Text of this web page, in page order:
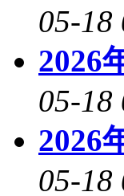
05-18
2026
05-18
2026
05-18